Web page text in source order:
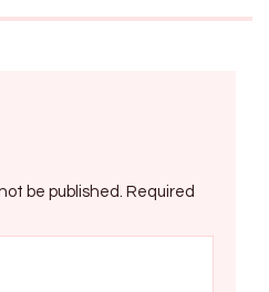
be published. Required